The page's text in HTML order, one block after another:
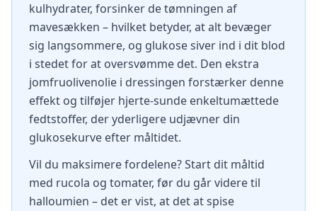
kulhydrater, forsinker de tømningen af
mavesækken – hvilket betyder, at alt bevæger
sig langsommere, og glukose siver ind i dit blod
i stedet for at oversvømme det. Den ekstra
jomfruolivenolie i dressingen forstærker denne
effekt og tilføjer hjerte-sunde enkeltumættede
fedtstoffer, der yderligere udjævner din
glukosekurve efter måltidet.
Vil du maksimere fordelene? Start dit måltid
med rucola og tomater, før du går videre til
halloumien – det er vist, at det at spise